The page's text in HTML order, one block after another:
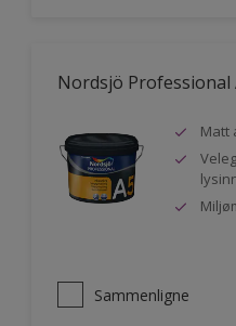
Nordsjö Professional
Matt
Sammenligne